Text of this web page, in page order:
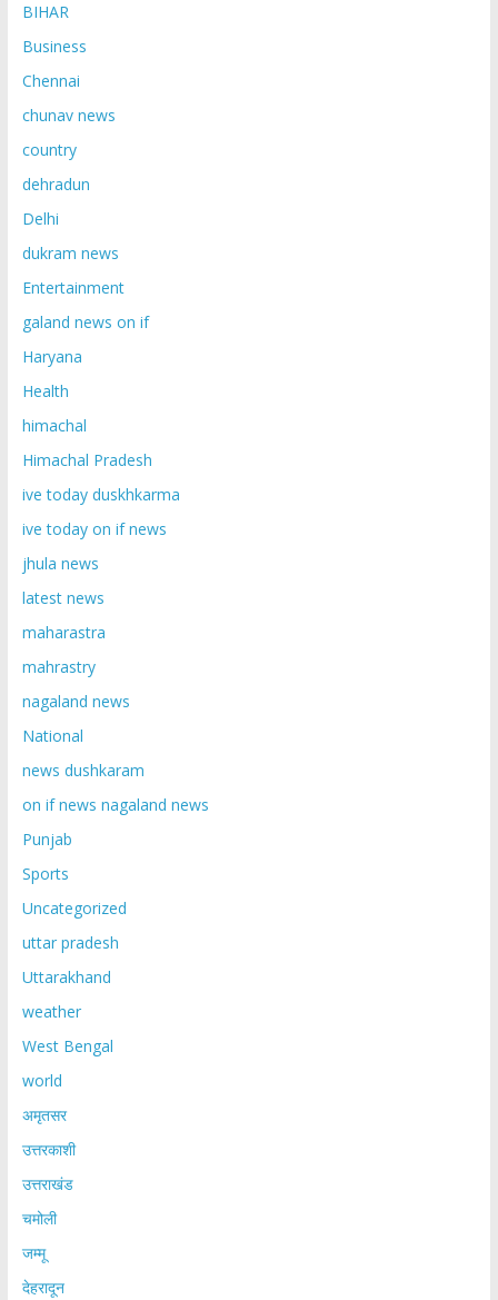
BIHAR
Business
Chennai
chunav news
country
dehradun
Delhi
dukram news
Entertainment
galand news on if
Haryana
Health
himachal
Himachal Pradesh
ive today duskhkarma
ive today on if news
jhula news
latest news
maharastra
mahrastry
nagaland news
National
news dushkaram
on if news nagaland news
Punjab
Sports
Uncategorized
uttar pradesh
Uttarakhand
weather
West Bengal
world
अमृतसर
उत्तरकाशी
उत्तराखंड
चमोली
जम्मू
देहरादून